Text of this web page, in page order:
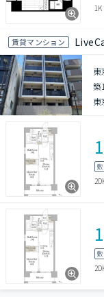
1K
賃貸マンション
築
東
敷
敷